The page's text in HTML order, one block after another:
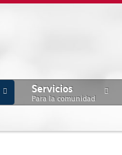
Servicios
Para la comunidad